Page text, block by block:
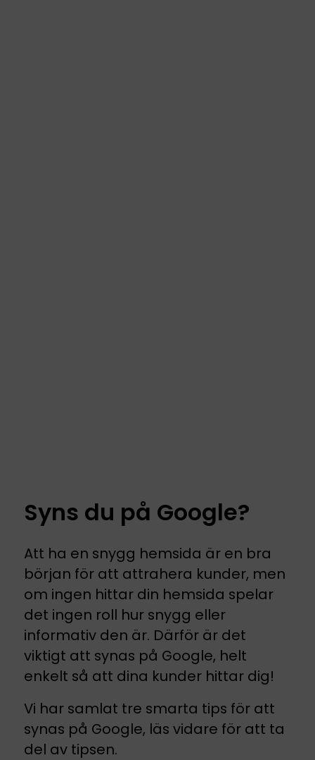
Syns du på Google?
Att ha en snygg hemsida är en bra
början för att attrahera kunder, men
om ingen hittar din hemsida spelar
det ingen roll hur snygg eller
informativ den är. Därför är det
viktigt att synas på Google, helt
enkelt så att dina kunder hittar dig!
Vi har samlat tre smarta tips för att
synas på Google, läs vidare för att ta
del av tipsen.